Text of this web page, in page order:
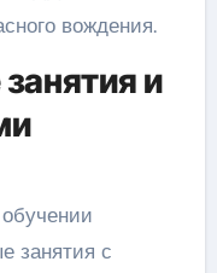
вождения.
и
занятия с